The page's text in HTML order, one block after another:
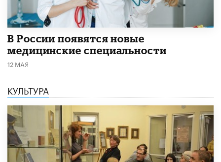
В России появятся новые
медицинские специальности
12 МАЯ
КУЛЬТУРА